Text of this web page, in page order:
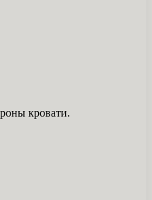
кровати.